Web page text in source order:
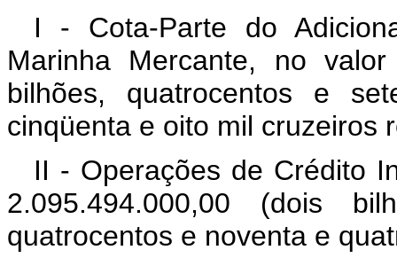
I - Cota-Parte do
Marinha Mercante, no
bilhões, quatrocentos e
cinqüenta e oito mil cruzeiros
II - Operações de Crédito
2.095.494.000,00 (dois
quatrocentos e noventa e